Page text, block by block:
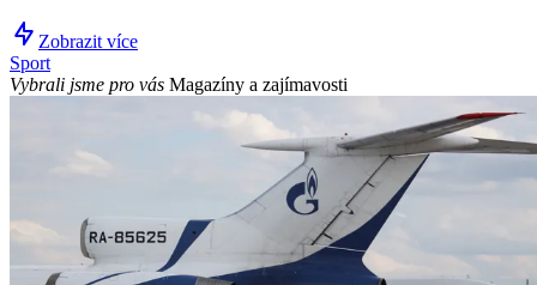
Zobrazit více
Sport
Vybrali jsme pro vás Magazíny a zajímavosti